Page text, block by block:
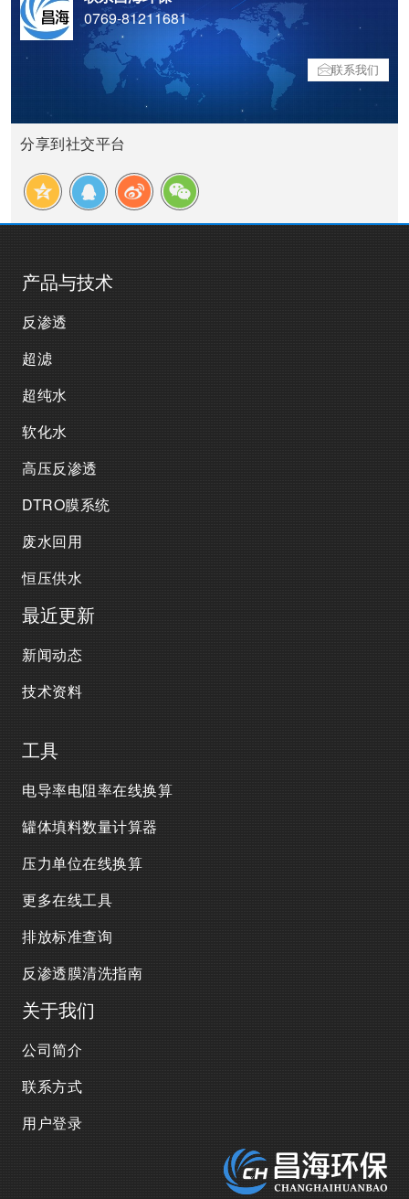
0769-81211681
联系我们
分享到社交平台
产品与技术
反渗透
超滤
超纯水
软化水
高压反渗透
DTRO膜系统
废水回用
恒压供水
最近更新
新闻动态
技术资料
工具
电导率电阻率在线换算
罐体填料数量计算器
压力单位在线换算
更多在线工具
排放标准查询
反渗透膜清洗指南
关于我们
公司简介
联系方式
用户登录